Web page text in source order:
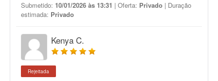
Submetido: 10/01/2026 às 13:31 | Oferta: Privado | Duração
estimada: Privado
Kenya C.
Rejeitada